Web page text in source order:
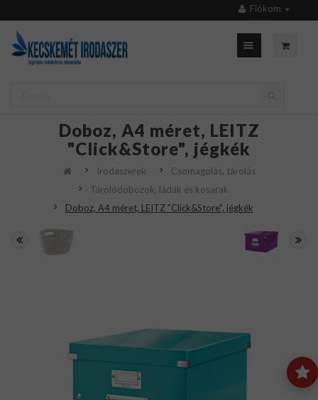
Fiókom
Doboz, A4 méret, LEITZ
"Click&Store", jégkék
Irodaszerek
Csomagolás, tárolás
Tárolódobozok, ládák és kosarak
Doboz, A4 méret, LEITZ "Click&Store", jégkék